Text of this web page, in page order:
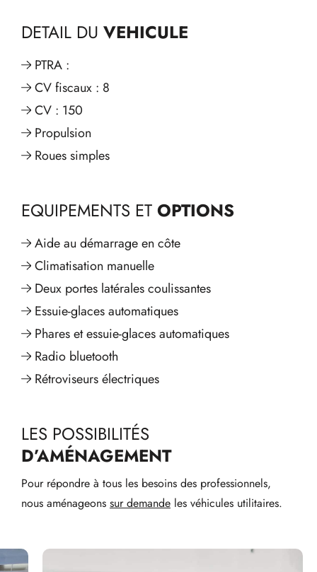
DETAIL DU VEHICULE
PTRA :
CV fiscaux : 8
CV : 150
Propulsion
Roues simples
EQUIPEMENTS ET OPTIONS
Aide au démarrage en côte
Climatisation manuelle
Deux portes latérales coulissantes
Essuie-glaces automatiques
Phares et essuie-glaces automatiques
Radio bluetooth
Rétroviseurs électriques
LES POSSIBILITÉS
D’AMÉNAGEMENT
Pour répondre à tous les besoins des professionnels,
nous aménageons sur demandeles véhicules utilitaires.